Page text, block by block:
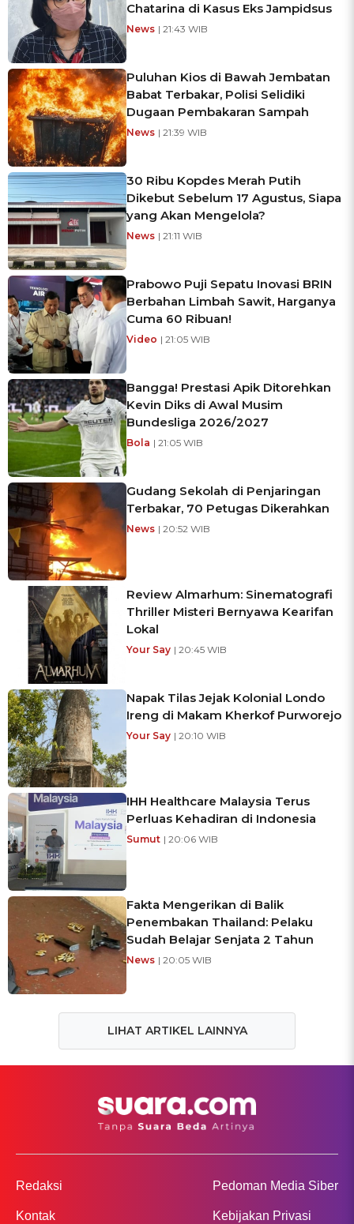
Chatarina di Kasus Eks Jampidsus
News | 21:43 WIB
Puluhan Kios di Bawah Jembatan
Babat Terbakar, Polisi Selidiki
Dugaan Pembakaran Sampah
News | 21:39 WIB
30 Ribu Kopdes Merah Putih
Dikebut Sebelum 17 Agustus, Siapa
yang Akan Mengelola?
News | 21:11 WIB
Prabowo Puji Sepatu Inovasi BRIN
Berbahan Limbah Sawit, Harganya
Cuma 60 Ribuan!
Video | 21:05 WIB
Bangga! Prestasi Apik Ditorehkan
Kevin Diks di Awal Musim
Bundesliga 2026/2027
Bola | 21:05 WIB
Gudang Sekolah di Penjaringan
Terbakar, 70 Petugas Dikerahkan
News | 20:52 WIB
Review Almarhum: Sinematografi
Thriller Misteri Bernyawa Kearifan
Lokal
Your Say | 20:45 WIB
Napak Tilas Jejak Kolonial Londo
Ireng di Makam Kherkof Purworejo
Your Say | 20:10 WIB
IHH Healthcare Malaysia Terus
Perluas Kehadiran di Indonesia
Sumut | 20:06 WIB
Fakta Mengerikan di Balik
Penembakan Thailand: Pelaku
Sudah Belajar Senjata 2 Tahun
News | 20:05 WIB
LIHAT ARTIKEL LAINNYA
Redaksi
Kontak
Pedoman Media Siber
Kebijakan Privasi